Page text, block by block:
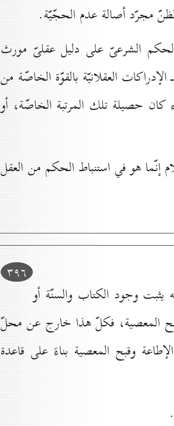
مجرّد أصالة عدم الحجّيّة.
الحكم الشرعىّ على دليل عقلىّ مورث
العقلانيّة بالقوّة الخاصّة من
كان حصيلة تلك المرتبة الخاصّة، أو
إنّما هو في استنباط الحكم من العقل
۳۹٦
يثبت وجود الكتاب والسنّة أو
المعصية، فكلّ هذا خارج عن محلّ
وقبح المعصية بناءً على قاعدة